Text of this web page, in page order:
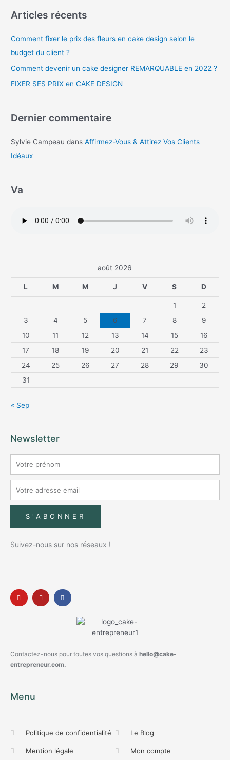
Articles récents
Comment fixer le prix des fleurs en cake design selon le
budget du client ?
Comment devenir un cake designer REMARQUABLE en 2022 ?
FIXER SES PRIX en CAKE DESIGN
Dernier commentaire
Sylvie Campeau dansAffirmez-Vous & Attirez Vos Clients
Idéaux
Va
août 2026
L M M J V S D
1
2
3
4 5 6 7 8
9
10
11 12 13 14 15
16
17
18 19 20 21 22
23
24
25 26 27 28 29
30
31
« Sep
Newsletter
S'ABONNER
Suivez-nous sur nos réseaux !
Contactez-nous pour toutes vos questions à hello@cake-
entrepreneur.com.
Menu
Politique de confidentialité
Mention légale
Le Blog
Mon compte